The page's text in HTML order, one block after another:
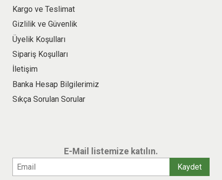
Kargo ve Teslimat
Gizlilik ve Güvenlik
Üyelik Koşulları
Sipariş Koşulları
İletişim
Banka Hesap Bilgilerimiz
Sıkça Sorulan Sorular
E-Mail listemize katılın.